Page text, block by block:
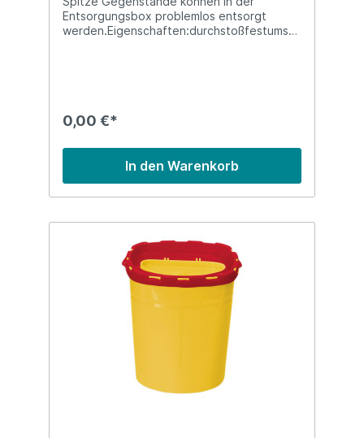
Entsorgungsbox problemlos entsorgt
werden.Eigenschaften:durchstoßfestumsto
0,00 €*
In den Warenkorb